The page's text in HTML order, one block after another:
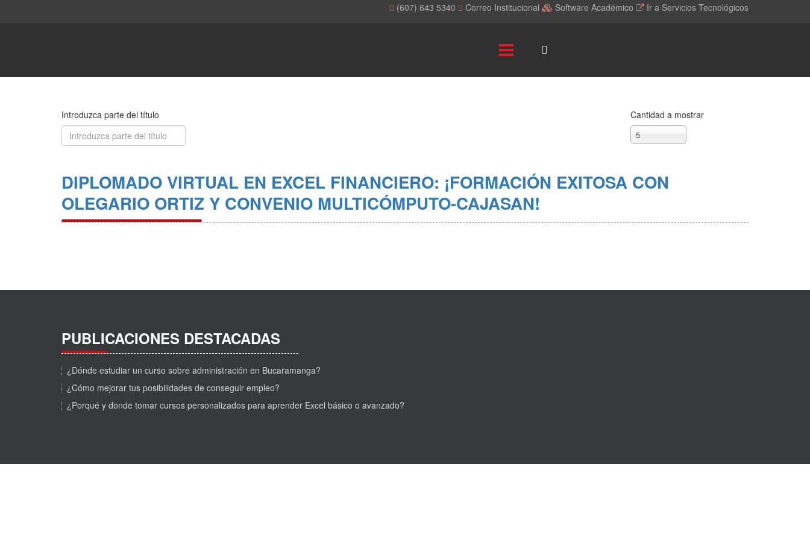
(607) 643 5340 Correo Institucional Software Académico Ir a Servicios Tecnológicos
Introduzca parte del título Cantidad a mostrar
5
DIPLOMADO VIRTUAL EN EXCEL FINANCIERO: ¡FORMACIÓN EXITOSA CON
OLEGARIO ORTIZ Y CONVENIO MULTICÓMPUTO-CAJASAN!
PUBLICACIONES DESTACADAS
¿Dónde estudiar un curso sobre administración en Bucaramanga?
¿Cómo mejorar tus posibilidades de conseguir empleo?
¿Porqué y donde tomar cursos personalizados para aprender Excel básico o avanzado?